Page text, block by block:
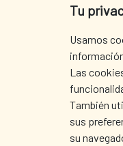
Tu
Usamos
Las
También
sus
su
Tel. +34